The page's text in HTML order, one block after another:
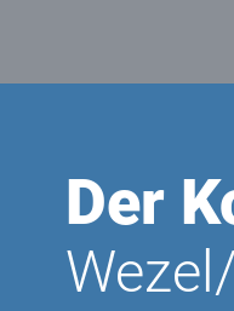
Der